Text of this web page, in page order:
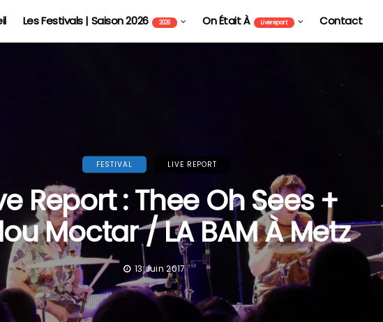
Les Festivals | Saison 2026 2026 On Était À Livereport Contact
FESTIVAL LIVE REPORT
Report : Thee Oh Sees +
Moctar / LA BAM À Metz
13 Juin 2017